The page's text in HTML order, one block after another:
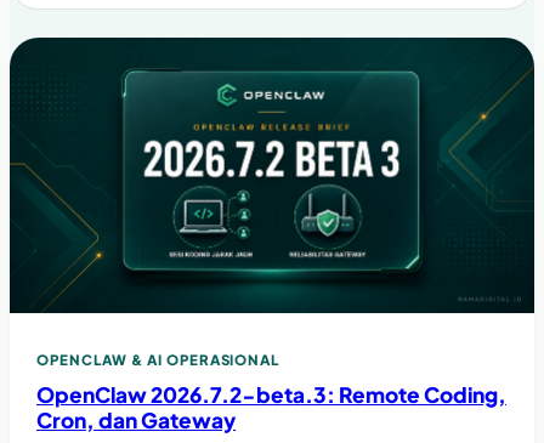
OPENCLAW & AI OPERASIONAL
OpenClaw 2026.7.2-beta.3: Remote Coding,
Cron, dan Gateway